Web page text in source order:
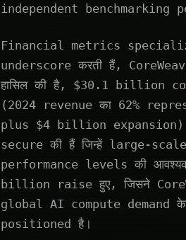
independent benchmarking
Financial metrics
underscore करती हैं,
हासिल की है, $30.1 billion
(2024 revenue का 62%
plus $4 billion expansion),
secure की हैं जिन्हें large-
performance levels की
billion raise हुए, जिसने
global AI compute demand
positioned है।